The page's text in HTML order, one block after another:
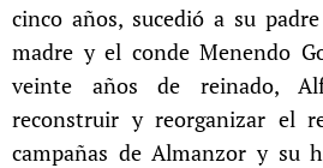
cinco años, sucedió a su
madre y el conde Menendo
veinte años de reinado,
reconstruir y reorganizar el
campañas de Almanzor y su